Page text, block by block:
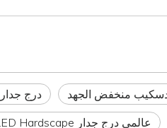
درج جدار LED ضوء Hardscape
منخفض الجهد
عالمي درج جدار LED Hardscape ضوء